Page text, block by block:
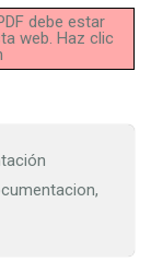
debe estar
web. Haz clic
,